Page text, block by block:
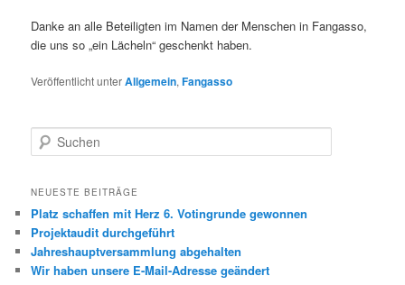
Danke an alle Beteiligten im Namen der Menschen in Fangasso,
die uns so „ein Lächeln“ geschenkt haben.
Veröffentlicht unterAllgemein,Fangasso
u
h
n
NEUESTE BEITRÄGE
Platz schaffen mit Herz 6. Votingrunde gewonnen
Projektaudit durchgeführt
Jahreshauptversammlung abgehalten
Wir haben unsere E-Mail-Adresse geändert